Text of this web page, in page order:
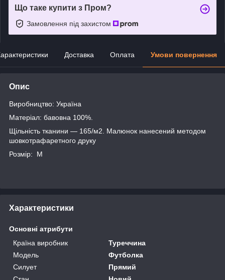
Що таке купити з Пром?
Замовлення під захистом
Доставка Оплата Умови повернення
Опис
Виробництво: Україна
Матеріал: бавовна 100%.
Щільність тканини — 165/м2. Малюнок нанесений методом
шовкотрафаретного друку
Розмір: M
Характеристики
Основні атрибути
Країна виробник
Туреччина
Модель
Футболка
Силует
Прямий